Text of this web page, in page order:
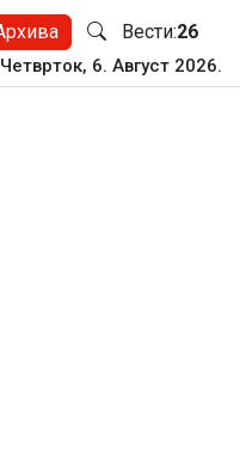
Вести:26
Четврток, 6. Август 2026.